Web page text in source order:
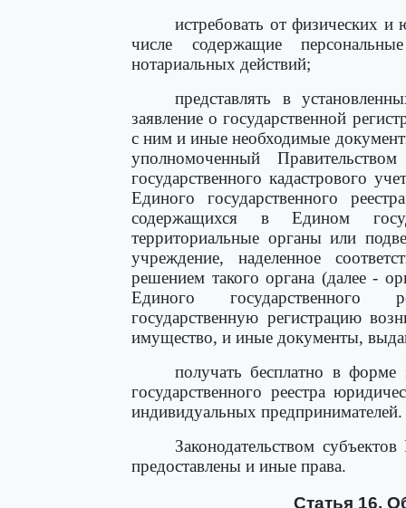
истребовать от физических
числе содержащие
нотариальных действий;
представлять в
заявление о государственной
с ним и иные необходимые
уполномоченный
государственного кадастрового
Единого государственного
содержащихся в Едином
территориальные органы или
учреждение, наделенное
решением такого органа (далее -
Единого государственного
государственную регистрацию
имущество, и иные документы,
получать бесплатно в форме
государственного реестра
индивидуальных предпринимателей.
Законодательством
предоставлены и иные права.
Статья 16.